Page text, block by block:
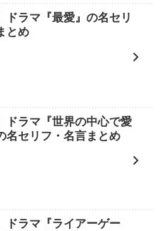
ドラマ『最愛』の名セリ
とめ
ドラマ『世界の中心で愛
名セリフ・名言まとめ
ドラマ『ライアーゲー